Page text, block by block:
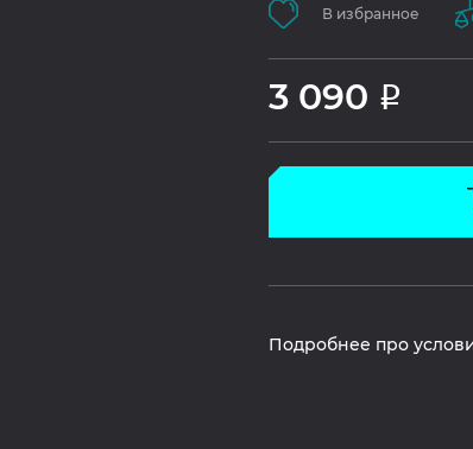
В избранное
3 090 Р
Подробнее про